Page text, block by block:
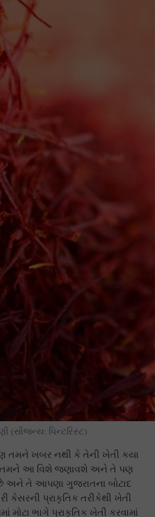
(સૌજન્ય: પિન્ટરિસ્ટ)
તમને ખબર નથી કે તેની ખેતી કયા
તમને આ વિશે જણાવશે અને તે પણ
અને તે આપણા ગુજરાતના બોટાદ
કેસરની પ્રાકૃતિક તરીકેથી ખેતી
મોટા ભાગે પ્રાકૃતિક ખેતી કરવામાં